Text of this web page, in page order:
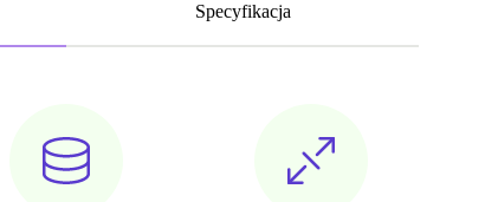
Specyfikacja